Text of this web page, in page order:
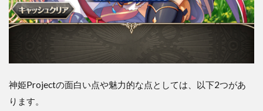
神姫Projectの面白い点や魅力的な点としては、以下2つがあ
ります。